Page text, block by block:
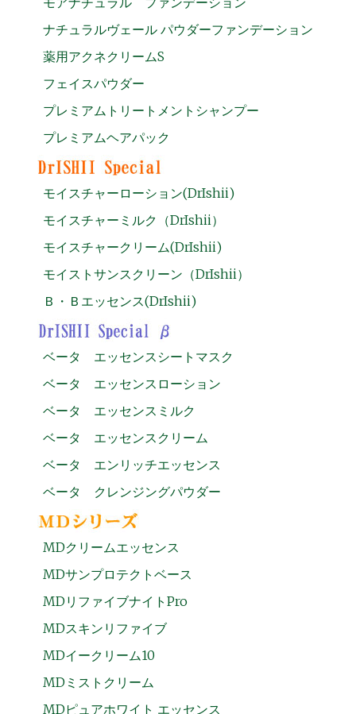
ナチュラルヴェール パウダーファンデーション
薬用アクネクリームS
フェイスパウダー
プレミアムトリートメントシャンプー
プレミアムヘアパック
モイスチャーローション(DrIshii)
モイスチャーミルク（DrIshii）
モイスチャークリーム(DrIshii)
モイストサンスクリーン（DrIshii）
Ｂ・Ｂエッセンス(DrIshii)
ベータ エッセンスシートマスク
ベータ エッセンスローション
ベータ エッセンスミルク
ベータ エッセンスクリーム
ベータ エンリッチエッセンス
ベータ クレンジングパウダー
MDクリームエッセンス
MDサンプロテクトベース
MDリファイブナイトPro
MDスキンリファイブ
MDイークリーム10
MDミストクリーム
MDピュアホワイト エッセンス